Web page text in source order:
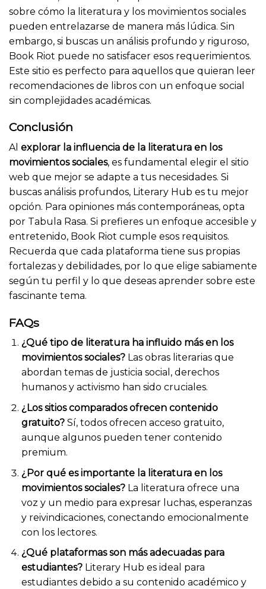
sobre cómo la literatura y los movimientos sociales
pueden entrelazarse de manera más lúdica. Sin
embargo, si buscas un análisis profundo y riguroso,
Book Riot puede no satisfacer esos requerimientos.
Este sitio es perfecto para aquellos que quieran leer
recomendaciones de libros con un enfoque social
sin complejidades académicas.
Conclusión
Al explorar la influencia de la literatura en los
movimientos sociales, es fundamental elegir el sitio
web que mejor se adapte a tus necesidades. Si
buscas análisis profundos, Literary Hub es tu mejor
opción. Para opiniones más contemporáneas, opta
por Tabula Rasa. Si prefieres un enfoque accesible y
entretenido, Book Riot cumple esos requisitos.
Recuerda que cada plataforma tiene sus propias
fortalezas y debilidades, por lo que elige sabiamente
según tu perfil y lo que deseas aprender sobre este
fascinante tema.
FAQs
¿Qué tipo de literatura ha influido más en los
movimientos sociales?Las obras literarias que
abordan temas de justicia social, derechos
humanos y activismo han sido cruciales.
¿Los sitios comparados ofrecen contenido
gratuito?Sí, todos ofrecen acceso gratuito,
aunque algunos pueden tener contenido
premium.
¿Por qué es importante la literatura en los
movimientos sociales?La literatura ofrece una
voz y un medio para expresar luchas, esperanzas
y reivindicaciones, conectando emocionalmente
con los lectores.
¿Qué plataformas son más adecuadas para
estudiantes?Literary Hub es ideal para
estudiantes debido a su contenido académico y